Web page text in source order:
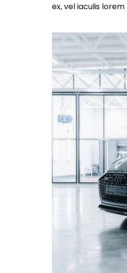
ex, vel iaculis